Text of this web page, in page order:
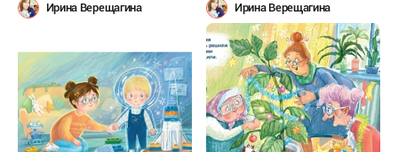
Ирина Верещагина Ирина Верещагина